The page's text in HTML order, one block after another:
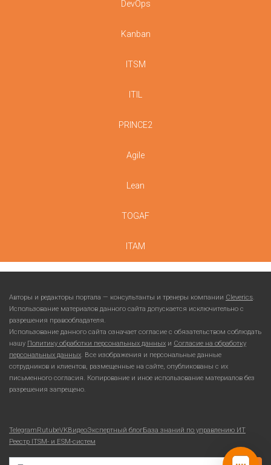
DevOps
Kanban
ITSM
ITIL
PRINCE2
Agile
Lean
TOGAF
ITAM
Авторы и редакторы портала — консультанты и тренеры компании Cleverics.
Использование материалов данного сайта допускается исключительно с
разрешения правообладателя.
Использование данного сайта означает согласие с обязательством соблюдать
нашу Политику обработки персональных данных и Согласие на обработку
персональных данных. Все изображения и персональные данные
сотрудников и клиентов, размещенные на сайте, опубликованы с их
письменного согласия. Копирование и иное использование материалов без
разрешения запрещено.
TelegramRutubeVKВидеоЭкспертный блогБаза знаний по управлению ИТ
Реестр ITSM- и ESM-систем